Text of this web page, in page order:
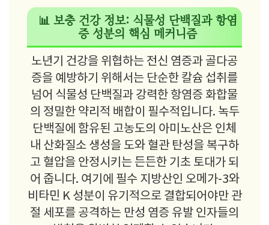
📊 보충 건강 정보: 식물성 단백질과 항염
증 성분의 핵심 메커니즘
노년기 건강을 위협하는 전신 염증과 골다공
증을 예방하기 위해서는 단순한 칼슘 섭취를
넘어 식물성 단백질과 강력한 항염증 화합물
의 정밀한 약리적 배합이 필수적입니다. 녹두
단백질에 함유된 고농도의 아미노산은 인체
내 산화질소 생성을 도와 혈관 탄성을 복구하
고 혈압을 안정시키는 든든한 기초 토대가 되
어 줍니다. 여기에 필수 지방산인 오메가-3와
비타민 K 성분이 유기적으로 결합되어야만 관
절 세포를 공격하는 만성 염증 유발 인자들의